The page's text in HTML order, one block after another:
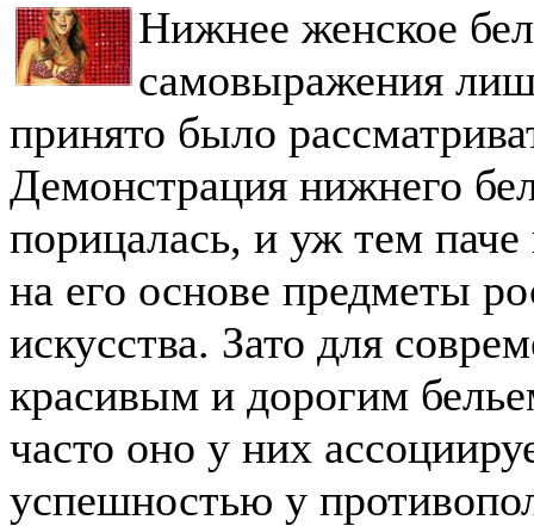
Нижнее женское
самовыражения
принято было
Демонстрация нижнего
порицалась, и уж тем паче
на его основе предметы
искусства. Зато для
красивым и дорогим
часто оно у них
успешностью у